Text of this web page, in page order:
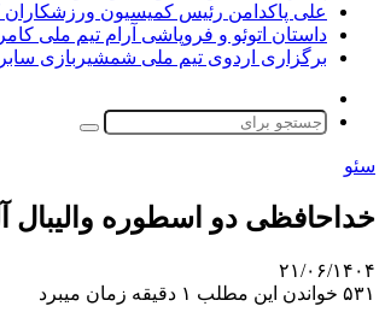
علی پاکدامن رئیس کمیسیون ورزشکاران
داستان اتوئو و فروپاشی آرام تیم ملی
برگزاری اردوی تیم ملی شمشیربازی
پوسته
جستجو
سئو
خداحافظی دو اسطوره والیبال
۲۱/۰۶/۱۴۰۴
۵۳۱ خواندن این مطلب ۱ دقیقه زمان میبرد